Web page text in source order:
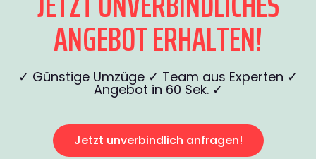
ANGEBOT ERHALTEN!
✓ Günstige Umzüge ✓ Team aus Experten ✓
Angebot in 60 Sek. ✓
Jetzt unverbindlich anfragen!